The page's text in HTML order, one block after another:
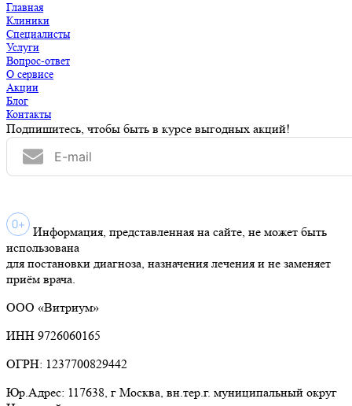
Главная
Клиники
Специалисты
Услуги
Вопрос-ответ
О сервисе
Акции
Блог
Контакты
Подпишитесь, чтобы быть в курсе выгодных акций!
Информация, представленная на сайте, не может быть
использована
для постановки диагноза, назначения лечения и не заменяет
приём врача.
ООО «Витриум»
ИНН 9726060165
ОГРН: 1237700829442
Юр.Адрес: 117638, г Москва, вн.тер.г. муниципальный округ